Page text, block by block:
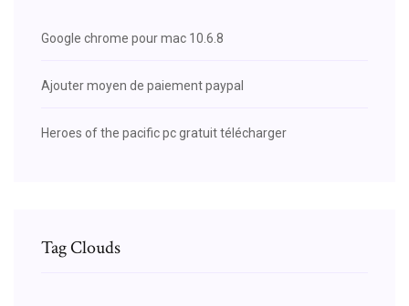
Google chrome pour mac 10.6.8
Ajouter moyen de paiement paypal
Heroes of the pacific pc gratuit télécharger
Tag Clouds